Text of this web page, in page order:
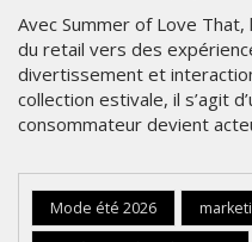
Avec Summer of Love That,
du retail vers des
divertissement et
collection estivale, il s’agit
consommateur devient
Mode été 2026